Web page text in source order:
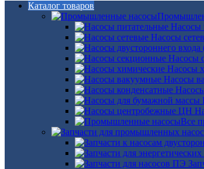
Каталог товаров
Насосы
Насосы
Насосы
Насосы
Насосы
Все